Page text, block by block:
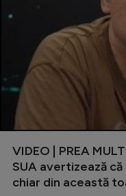
VIDEO | PREA
SUA avertizează
chiar din această